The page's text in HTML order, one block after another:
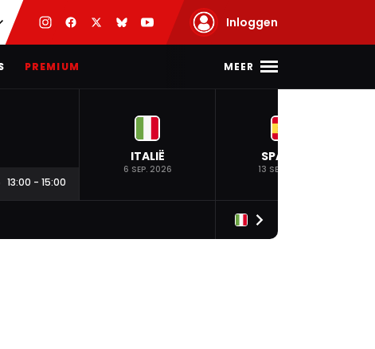
Inloggen
PREMIUM MEER
13:00 - 15:00
ITALIË
6 SEP. 2026
SPANJE
13 SEP. 2026